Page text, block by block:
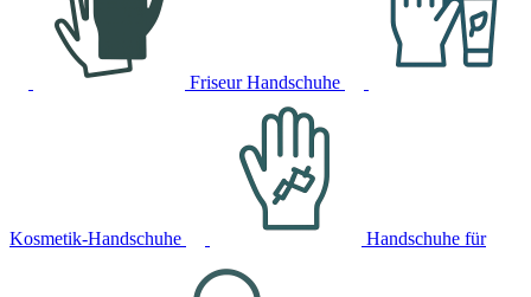
Friseur Handschuhe
Kosmetik-Handschuhe Handschuhe für